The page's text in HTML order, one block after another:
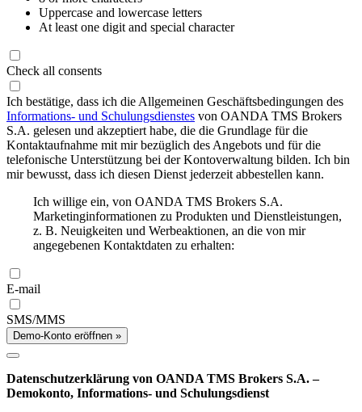
Uppercase and lowercase letters
At least one digit and special character
Check all consents
Ich bestätige, dass ich die Allgemeinen Geschäftsbedingungen des
Informations- und Schulungsdienstes von OANDA TMS Brokers
S.A. gelesen und akzeptiert habe, die die Grundlage für die
Kontaktaufnahme mit mir bezüglich des Angebots und für die
telefonische Unterstützung bei der Kontoverwaltung bilden. Ich bin
mir bewusst, dass ich diesen Dienst jederzeit abbestellen kann.
Ich willige ein, von OANDA TMS Brokers S.A.
Marketinginformationen zu Produkten und Dienstleistungen,
z. B. Neuigkeiten und Werbeaktionen, an die von mir
angegebenen Kontaktdaten zu erhalten:
E-mail
SMS/MMS
Demo-Konto eröffnen »
Datenschutzerklärung von OANDA TMS Brokers S.A. –
Demokonto, Informations- und Schulungsdienst